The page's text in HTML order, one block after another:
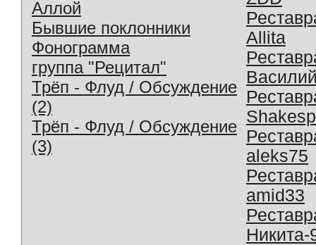
Аллой
Бывшие поклонники
Фонограмма
группа "Рецитал"
Трёп - Флуд / Обсуждение
(2)
Трёп - Флуд / Обсуждение
(3)
Allita
aleks75
amid33
Никита-